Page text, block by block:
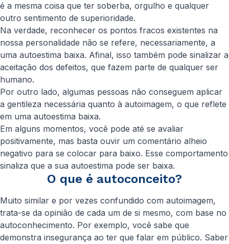
é a mesma coisa que ter soberba, orgulho e qualquer
outro sentimento de superioridade.
Na verdade, reconhecer os pontos fracos existentes na
nossa personalidade não se refere, necessariamente, a
uma autoestima baixa. Afinal, isso também pode sinalizar a
aceitação dos defeitos, que fazem parte de qualquer ser
humano.
Por outro lado, algumas pessoas não conseguem aplicar
a gentileza necessária quanto à autoimagem, o que reflete
em uma autoestima baixa.
Em alguns momentos, você pode até se avaliar
positivamente, mas basta ouvir um comentário alheio
negativo para se colocar para baixo. Esse comportamento
sinaliza que a sua autoestima pode ser baixa.
O que é autoconceito?
Muito similar e por vezes confundido com autoimagem,
trata-se da opinião de cada um de si mesmo, com base no
autoconhecimento. Por exemplo, você sabe que
demonstra insegurança ao ter que falar em público. Saber